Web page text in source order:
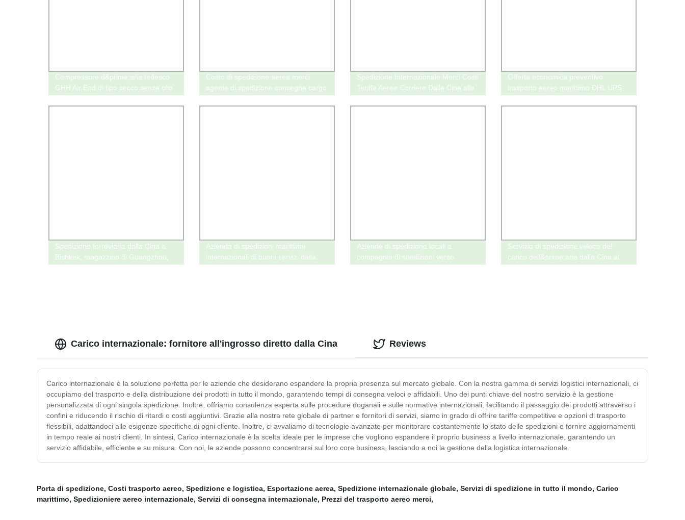
Compressore d&prime;aria tedesco
GHH Air End di tipo secco senza olio
esportato in Italia
Costo di spedizione aerea merci
agente di spedizione consegna cargo
dalla Cina all&prime;Asia centrale
Tajikistan
Spedizione Internazionale Merci Costi
Tariffe Aeree Corriere Dalla Cina alle
Filippine Indonesia
Offerta economica preventivo
trasporto aereo marittimo DHL UPS
FedEx espresso dalla Cina agli Stati
Uniti servizio di spedizione Amazon
Spedizione ferroviaria dalla Cina a
Bishkek, magazzino di Guangzhou,
compagnia di spedizioni, consegna
Azienda di spedizioni marittime
internazionali di buoni servizi dalla
Cina all&prime;Arabia Saudita
Aziende di spedizione locali e
compagnia di spedizioni verso
l&prime;Europa con China
Servizio di spedizione veloce del
carico dell&prime;aria dalla Cina al
DDP dell&prime;UAE Per
Carico internazionale: fornitore all'ingrosso diretto dalla Cina
Carico internazionale è la soluzione perfetta per le aziende che desiderano espandere la propria presenza sul mercato globale. Con la nostra gamma di servizi logistici internazionali, ci
occupiamo del trasporto e della distribuzione dei prodotti in tutto il mondo, garantendo tempi di consegna veloci e affidabili. Uno dei punti chiave del nostro servizio è la gestione
personalizzata di ogni singola spedizione. Inoltre, offriamo consulenza esperta sulle procedure doganali e sulle normative internazionali, facilitando il passaggio dei prodotti attraverso i
confini e riducendo il rischio di ritardi o costi aggiuntivi. Grazie alla nostra rete globale di partner e fornitori di servizi, siamo in grado di offrire tariffe competitive e opzioni di trasporto
flessibili, adattandoci alle esigenze specifiche di ogni cliente. Inoltre, ci avvaliamo di tecnologie avanzate per monitorare costantemente lo stato delle spedizioni e fornire aggiornamenti
in tempo reale ai nostri clienti. In sintesi, Carico internazionale è la scelta ideale per le imprese che vogliono espandere il proprio business a livello internazionale, garantendo un
servizio affidabile, efficiente e su misura. Con noi, le aziende possono concentrarsi sul loro core business, lasciando a noi la gestione della logistica internazionale.
Reviews
Porta di spedizione, Costi trasporto aereo, Spedizione e logistica, Esportazione aerea, Spedizione internazionale globale, Servizi di spedizione in tutto il mondo, Carico
marittimo, Spedizioniere aereo internazionale, Servizi di consegna internazionale, Prezzi del trasporto aereo merci,